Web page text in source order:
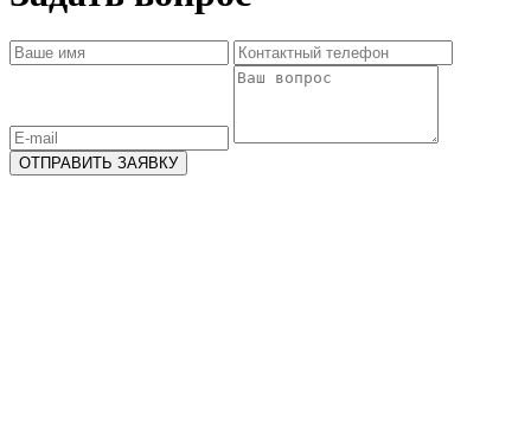
ОТПРАВИТЬ ЗАЯВКУ